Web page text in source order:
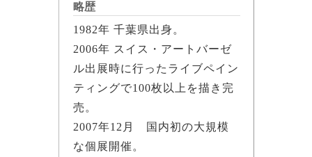
略歴
1982年 千葉県出身。
2006年 スイス・アートバーゼ
ル出展時に行ったライブペイン
ティングで100枚以上を描き完
売。
2007年12月 国内初の大規模
な個展開催。